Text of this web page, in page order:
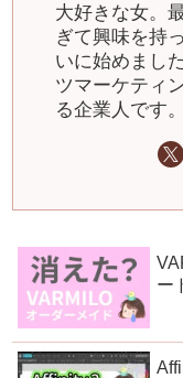
大好きな女。
ぎて興味を持
いに始めまし
ツマーケティ
る企業人です。
ー